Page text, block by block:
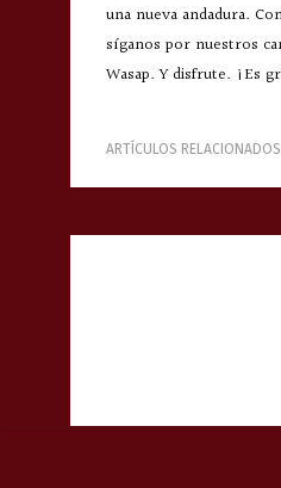
una nueva andadura.
síganos por nuestros
Wasap. Y disfrute. ¡Es
ARTÍCULOS RELACIONADOS